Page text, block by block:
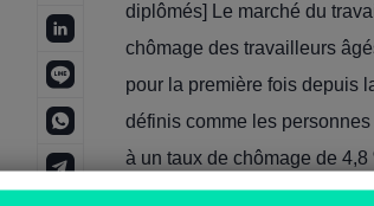
diplômés] Le marché du
chômage des travailleurs
pour la première fois depuis
définis comme les
à un taux de chômage de
et aux 7,4 % pour les jeunes